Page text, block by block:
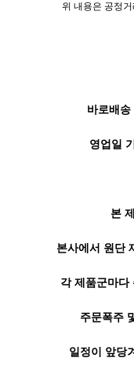
위 내용은 공정
바로배
영업일
본
본사에서 원단
각 제품군마다
주문폭주
일정이 앞당